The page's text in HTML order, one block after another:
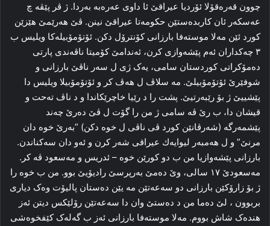
چوون قه‌ره‌قۆلا ئۆردیا عیراقێ ئا داوی عه‌ره‌به‌ به‌ردا. ژ ڤر پێڤه‌ چ
عه‌سکه‌ر ئان کاربده‌ستێن حكومەتا عیراقێ نینن. ڤێ هه‌رێمێ هێزێن
کورد ئێن مەلا‌ موسته‌فا بارزانی کۆنترۆل دکن. ئۆتۆمۆبیلەكا ویلیس ب
۳ چه‌کداران ئه‌م پێشه‌وازی کرن، ئه‌ندامێ کۆمیتا ناڤه‌ندی پارتی
ده‌مۆکراتی کوردستان سامی، یه‌ک ژی ل سه‌ر ناڤێ‌ بارزانی و
شوفێرێ ئۆتۆمۆبیلێ. مه‌ سلاڤ ل هه‌ڤ کر و ئۆتۆمۆبیلا ویلیس دا
پێشییێ ژ بۆ رێبه‌رتیێ‌. پشت را‌ د رێیا خاچرێکاندا‌ و د ناڤ ته‌حت و
قیشان دا‌، ب رێ ڤە سامی ژ من را‌ گۆت ل ڤێ ده‌رێ چه‌ند
پێشمه‌رگە (شه‌رڤانێن کورد ڤی ناڤی ل خوه‌ دکن) ”به‌رێ خوه‌ دان
مرنێ” و ل هه‌مبه‌ر لیوایەك عیراقی شه‌ر کرن و ئه‌و دان سه‌کناندن.
بارزانی پێشه‌وازیا من ب دو کورێن خوه‌ – ئدریس و مەسعود ڤه‌ کر.
مەسعودێ ۱۷ سالی، وێ ده‌مێ به‌رپرسێ رادیۆیێ بوو. من ب خوه‌ را
ژ بۆ زارۆکێن بارزانی دو سه‌عه‌تێن مه‌ یێن ده‌ستان پالیۆت وه‌ک دیاری
بربوون ، لێ‌ ده‌ما من د ده‌ستێ وان دا سه‌عه‌تێن رۆلێكس دیتن ئه‌ز
هندەک شاش بووم. مەلا‌ موسته‌فا بارزانی ئه‌ز ب گه‌له‌ک کێفخوه‌شی